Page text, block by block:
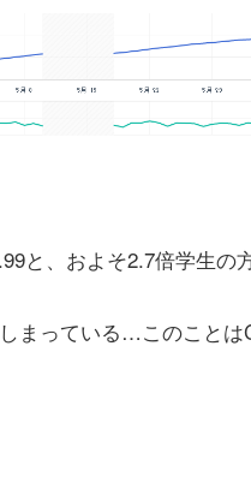
と、およそ2.7倍学生の
まっている…このことは